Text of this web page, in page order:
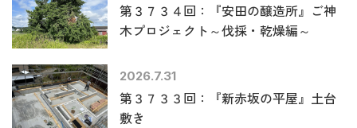
第３７３４回：『安田の醸造所』ご神
木プロジェクト～伐採・乾燥編～
2026.7.31
第３７３３回：『新赤坂の平屋』土台
敷き